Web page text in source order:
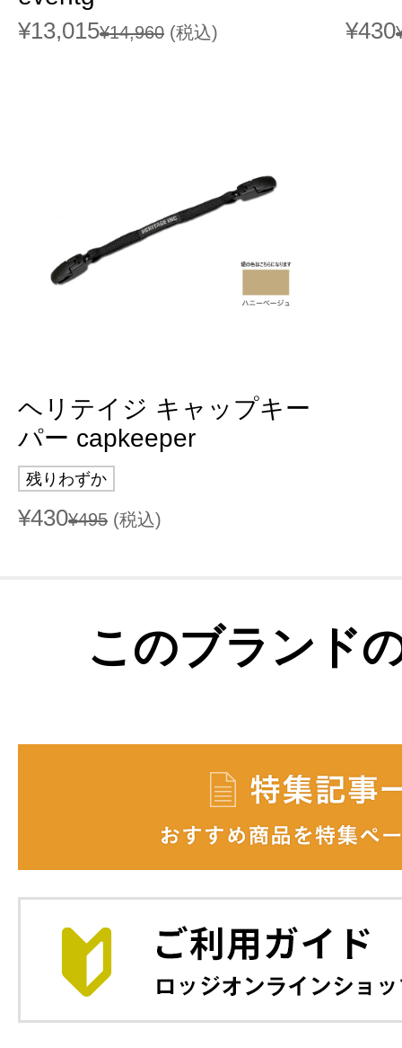
¥13,015¥14,960 (税込) ¥430
ヘリテイジ キャップキー
パー capkeeper
残りわずか
¥430¥495 (税込)
このブランド